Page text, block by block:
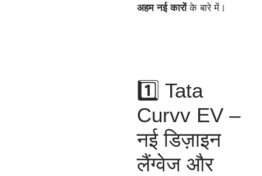
अहम नई कारोंके बारे में।
1️⃣ Tata
Curvv EV –
नई डिज़ाइन
लैंग्वेज और